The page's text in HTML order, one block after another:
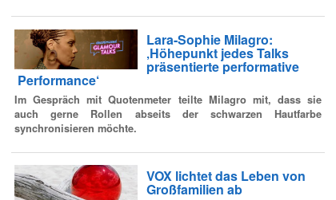
Lara-Sophie Milagro:
‚Höhepunkt jedes Talks
präsentierte performative
Performance‘
Im Gespräch mit Quotenmeter teilte Milagro mit, dass sie
auch gerne Rollen abseits der schwarzen Hautfarbe
synchronisieren möchte.
VOX lichtet das Leben von
Großfamilien ab